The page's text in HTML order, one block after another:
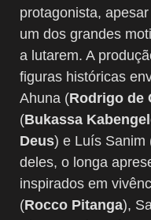
protagonista,
um dos grandes
a lutarem. A
figuras históricas
Ahuna (Rodrigo de
(Bukassa
Deus) e Luís Sanim
deles, o longa
inspirados em
(Rocco Pitanga),